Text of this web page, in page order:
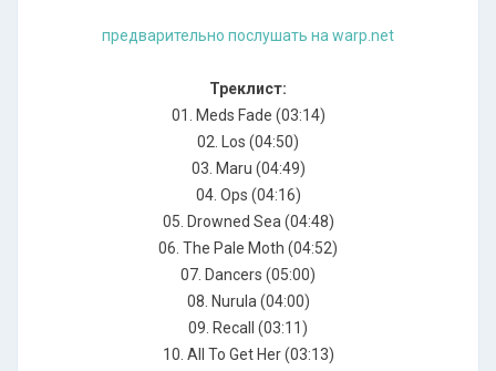
предварительно послушать на warp.net
Треклист:
01. Meds Fade (03:14)
02. Los (04:50)
03. Maru (04:49)
04. Ops (04:16)
05. Drowned Sea (04:48)
06. The Pale Moth (04:52)
07. Dancers (05:00)
08. Nurula (04:00)
09. Recall (03:11)
10. All To Get Her (03:13)